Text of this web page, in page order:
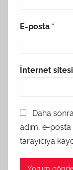
E-posta *
İnternet sitesi
Daha
adım, e-
tarayıcıya